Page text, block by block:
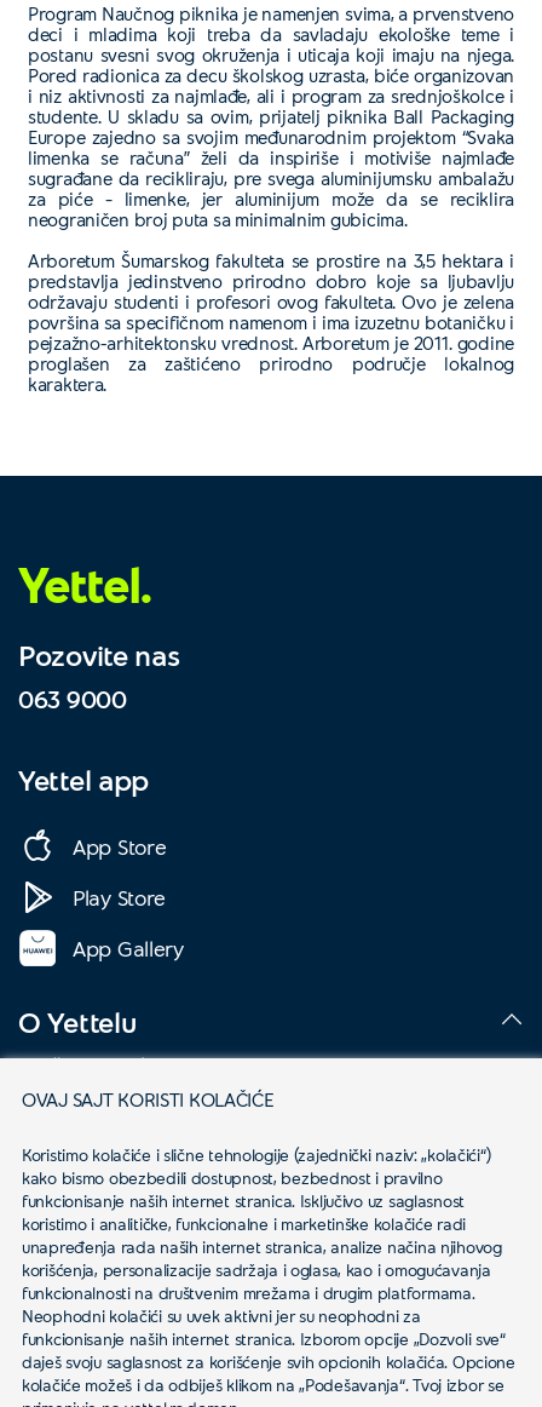
OVAJ SAJT KORISTI KOLAČIĆE
Koristimo kolačiće i slične tehnologije (zajednički naziv: „kolačići“)
kako bismo obezbedili dostupnost, bezbednost i pravilno
funkcionisanje naših internet stranica. Isključivo uz saglasnost
koristimo i analitičke, funkcionalne i marketinške kolačiće radi
unapređenja rada naših internet stranica, analize načina njihovog
korišćenja, personalizacije sadržaja i oglasa, kao i omogućavanja
funkcionalnosti na društvenim mrežama i drugim platformama.
Neophodni kolačići su uvek aktivni jer su neophodni za
funkcionisanje naših internet stranica. Izborom opcije „Dozvoli sve“
daješ svoju saglasnost za korišćenje svih opcionih kolačića. Opcione
kolačiće možeš i da odbiješ klikom na „Podešavanja“. Tvoj izbor se
Program Naučnog piknika je namenjen svima, a prvenstveno
deci i mladima koji treba da savladaju ekološke teme i
postanu svesni svog okruženja i uticaja koji imaju na njega.
Pored radionica za decu školskog uzrasta, biće organizovan
i niz aktivnosti za najmlađe, ali i program za srednjoškolce i
studente. U skladu sa ovim, prijatelj piknika Ball Packaging
Europe zajedno sa svojim međunarodnim projektom “Svaka
limenka se računa” želi da inspiriše i motiviše najmlađe
sugrađane da recikliraju, pre svega aluminijumsku ambalažu
za piće – limenke, jer aluminijum može da se reciklira
neograničen broj puta sa minimalnim gubicima.
Arboretum Šumarskog fakulteta se prostire na 3,5 hektara i
predstavlja jedinstveno prirodno dobro koje sa ljubavlju
održavaju studenti i profesori ovog fakulteta. Ovo je zelena
površina sa specifičnom namenom i ima izuzetnu botaničku i
pejzažno-arhitektonsku vrednost. Arboretum je 2011. godine
proglašen za zaštićeno prirodno područje lokalnog
karaktera.
Yettel.
Pozovite nas
063 9000
Yettel app
App Store
Play Store
App Gallery
O Yettelu
Društvena odgovornost
Podaci o kompaniji
Mapa pokrivenosti
Kontakt
Novosti
Karijera